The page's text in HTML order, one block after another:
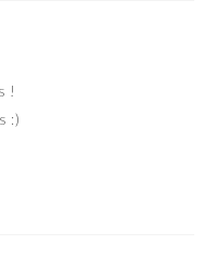
!
:)